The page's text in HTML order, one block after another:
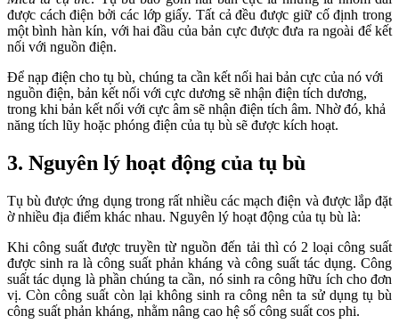
được cách điện bởi các lớp giấy. Tất cả đều được giữ cố định trong
một bình hàn kín, với hai đầu của bản cực được đưa ra ngoài để kết
nối với nguồn điện.
Để nạp điện cho tụ bù, chúng ta cần kết nối hai bản cực của nó với
nguồn điện, bản kết nối với cực dương sẽ nhận điện tích dương,
trong khi bản kết nối với cực âm sẽ nhận điện tích âm. Nhờ đó, khả
năng tích lũy hoặc phóng điện của tụ bù sẽ được kích hoạt.
3. Nguyên lý hoạt động của tụ bù
Tụ bù được ứng dụng trong rất nhiều các mạch điện và được lắp đặt
ờ nhiều địa điểm khác nhau. Nguyên lý hoạt động của tụ bù là:
Khi công suất được truyền từ nguồn đến tải thì có 2 loại công suất
được sinh ra là công suất phản kháng và công suất tác dụng. Công
suất tác dụng là phần chúng ta cần, nó sinh ra công hữu ích cho đơn
vị. Còn công suất còn lại không sinh ra công nên ta sử dụng tụ bù
công suất phản kháng, nhằm nâng cao hệ số công suất cos phi.